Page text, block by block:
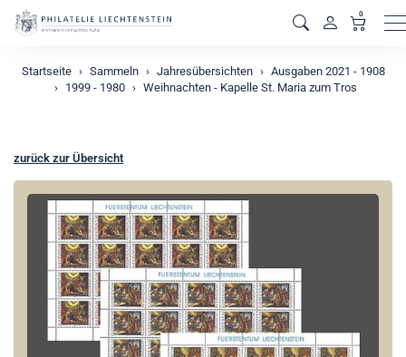
0
Startseite Sammeln Jahresübersichten
Ausgaben 2021 - 1908
1999 - 1980
Weihnachten - Kapelle St. Maria zum Tros
zurück zur Übersicht